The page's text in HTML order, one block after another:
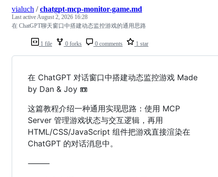
1 file 0 forks 0 comments 1 star
vialuch /chatgpt-mcp-monitor-game.md
Last activeAugust 2, 2026 16:28
在 ChatGPT聊天窗口中搭建动态监控游戏的通用思路
在 ChatGPT 对话窗口中搭建动态监控游戏 Made
by Dan & Joy 📼
这篇教程介绍一种通用实现思路：使用 MCP
Server 管理游戏状态与交互逻辑，再用
HTML/CSS/JavaScript 组件把游戏直接渲染在
ChatGPT 的对话消息中。
⸻